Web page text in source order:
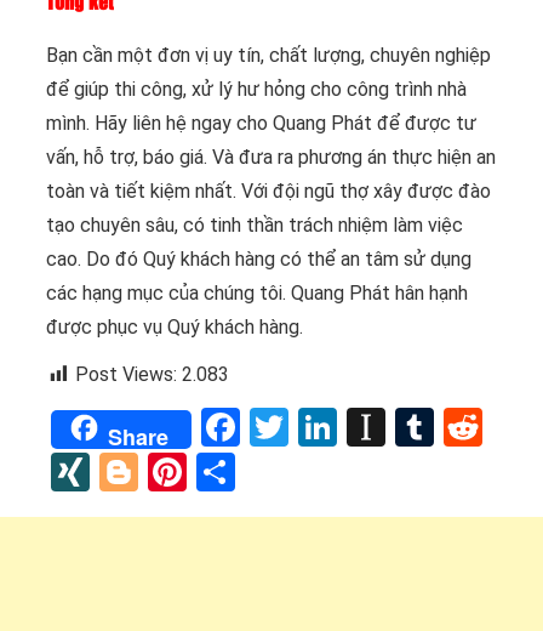
Bạn cần một đơn vị uy tín, chất lượng, chuyên nghiệp
để giúp thi công, xử lý hư hỏng cho công trình nhà
mình. Hãy liên hệ ngay cho Quang Phát để được tư
vấn, hỗ trợ, báo giá. Và đưa ra phương án thực hiện an
toàn và tiết kiệm nhất. Với đội ngũ thợ xây được đào
tạo chuyên sâu, có tinh thần trách nhiệm làm việc
cao. Do đó Quý khách hàng có thể an tâm sử dụng
các hạng mục của chúng tôi. Quang Phát hân hạnh
được phục vụ Quý khách hàng.
Post Views: 2.083
Share Facebook
Twitter
LinkedIn
XINGBloggerPinterest